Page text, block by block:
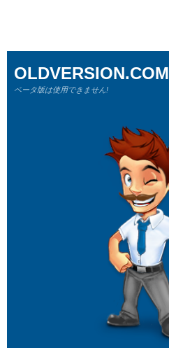
OLDVERSION.COM
ベータ版は使用できません!